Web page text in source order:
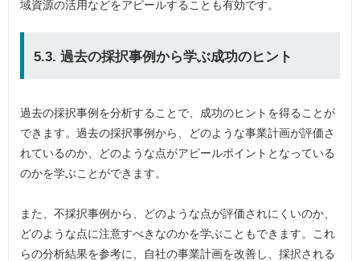
域資源の活用などをアピールすることも有効です。
5.3. 過去の採択事例から学ぶ成功のヒント
過去の採択事例を分析することで、成功のヒントを得ることが
できます。過去の採択事例から、どのような事業計画が評価さ
れているのか、どのような点がアピールポイントとなっている
のかを学ぶことができます。
また、不採択事例から、どのような点が評価されにくいのか、
どのような点に注意すべきなのかを学ぶこともできます。これ
らの分析結果を参考に、自社の事業計画を改善し、採択される